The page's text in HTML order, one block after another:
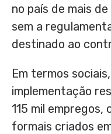
no país de mais de
sem a
destinado ao
Em termos
implementação
115 mil empregos,
formais criados